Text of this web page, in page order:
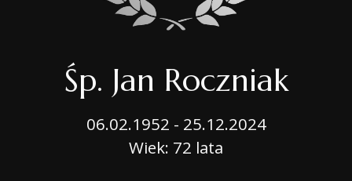
Śp. Jan Roczniak
06.02.1952 - 25.12.2024
Wiek: 72 lata